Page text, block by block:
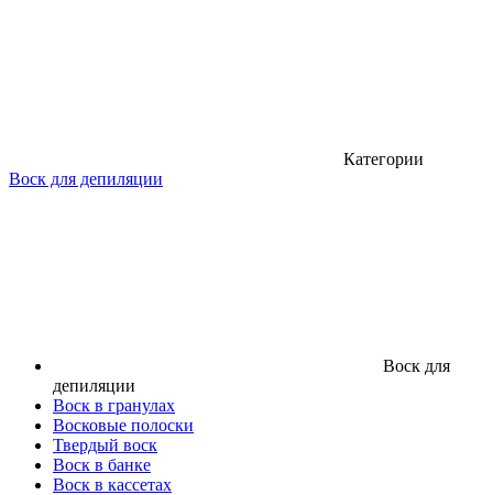
Категории
Воск для депиляции
Воск для
депиляции
Воск в гранулах
Восковые полоски
Твердый воск
Воск в банке
Воск в кассетах